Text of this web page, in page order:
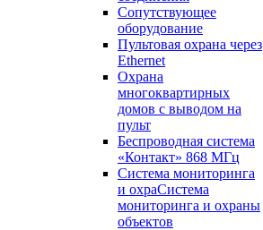
Сопутствующее
оборудование
Пультовая охрана через
Ethernet
Охрана
многоквартирных
домов с выводом на
пульт
Беспроводная система
«Контакт» 868 МГц
Система мониторинга
и охраСистема
мониторинга и охраны
объектов